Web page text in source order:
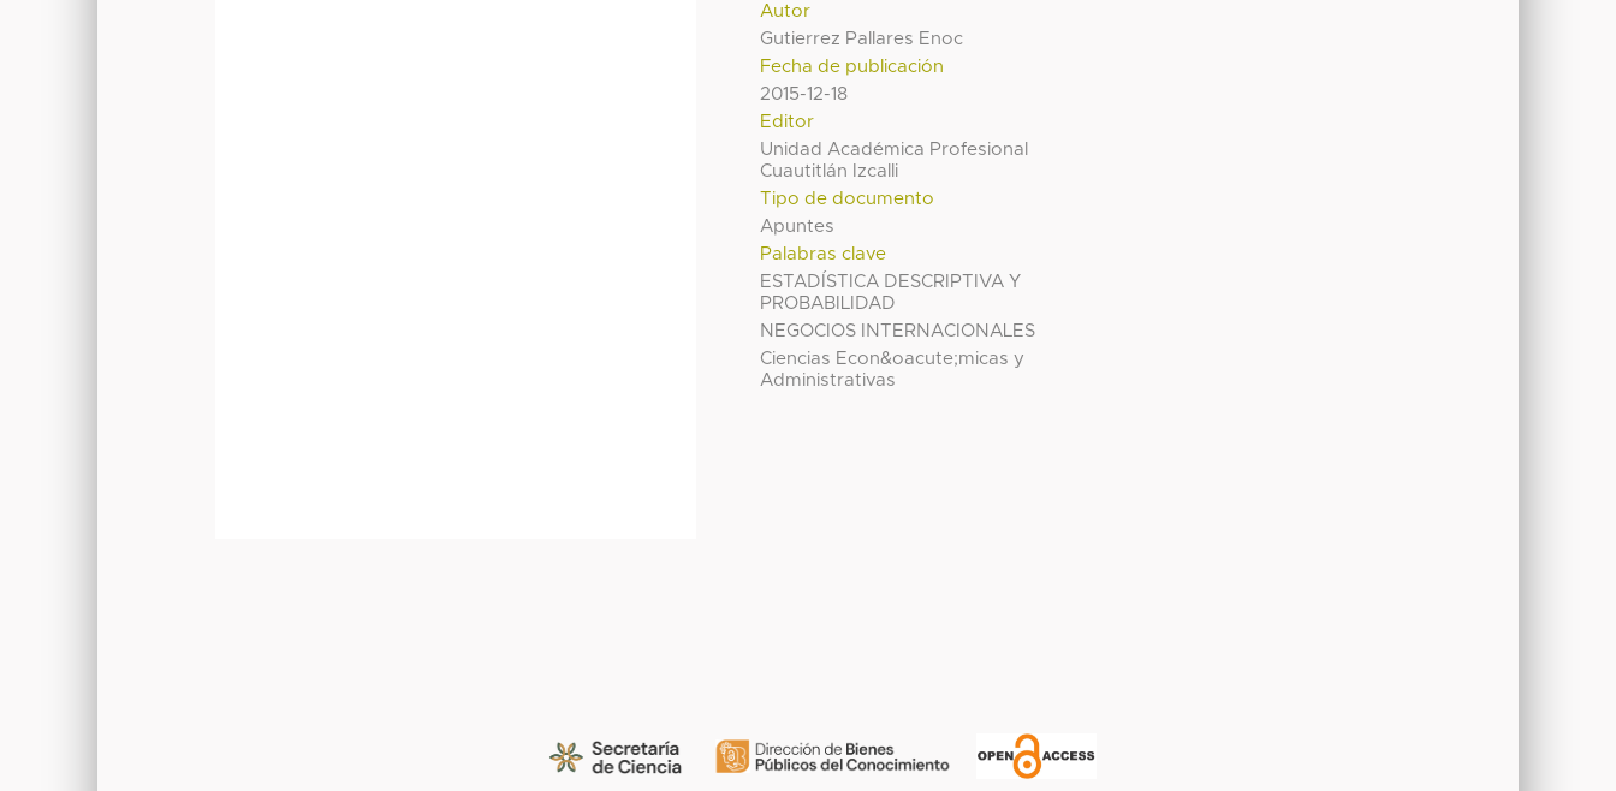
Autor
Gutierrez Pallares Enoc
Fecha de publicación
2015-12-18
Editor
Unidad Académica Profesional
Cuautitlán Izcalli
Tipo de documento
Apuntes
Palabras clave
ESTADÍSTICA DESCRIPTIVA Y
PROBABILIDAD
NEGOCIOS INTERNACIONALES
Ciencias Econ&oacute;micas y
Administrativas